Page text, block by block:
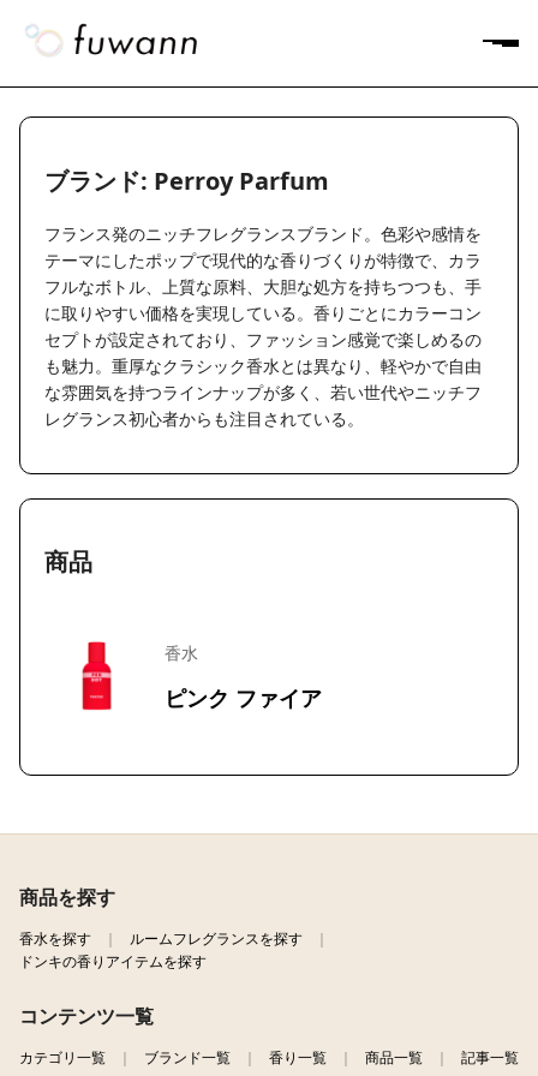
ブランド: Perroy Parfum
フランス発のニッチフレグランスブランド。色彩や感情を
テーマにしたポップで現代的な香りづくりが特徴で、カラ
フルなボトル、上質な原料、大胆な処方を持ちつつも、手
に取りやすい価格を実現している。香りごとにカラーコン
セプトが設定されており、ファッション感覚で楽しめるの
も魅力。重厚なクラシック香水とは異なり、軽やかで自由
な雰囲気を持つラインナップが多く、若い世代やニッチフ
レグランス初心者からも注目されている。
商品
香水
ピンク ファイア
商品を探す
香水を探す
ルームフレグランスを探す
ドンキの香りアイテムを探す
コンテンツ一覧
カテゴリ一覧 ブランド一覧 香り一覧 商品一覧 記事一覧